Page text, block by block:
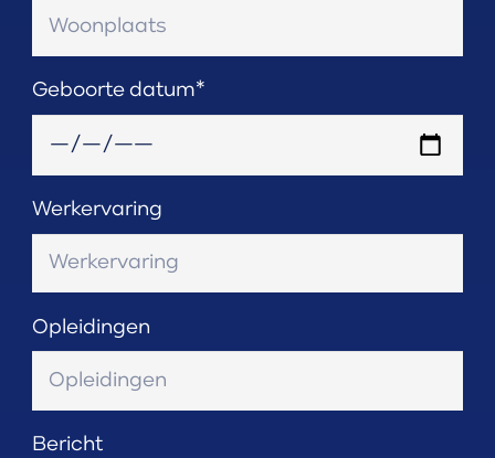
Geboorte datum*
Werkervaring
Opleidingen
Bericht